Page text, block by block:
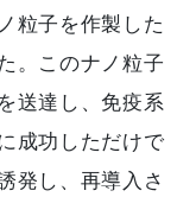
粒子を作製した
。このナノ粒子
送達し、免疫系
成功しただけで
発し、再導入さ